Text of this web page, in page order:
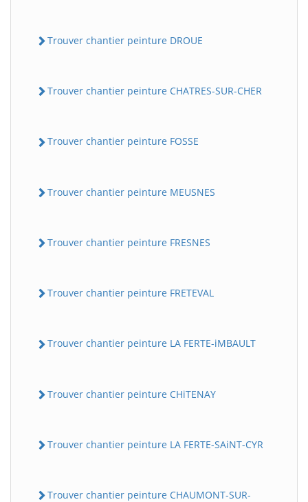
Trouver chantier peinture DROUE
Trouver chantier peinture CHATRES-SUR-CHER
Trouver chantier peinture FOSSE
Trouver chantier peinture MEUSNES
Trouver chantier peinture FRESNES
Trouver chantier peinture FRETEVAL
Trouver chantier peinture LA FERTE-iMBAULT
Trouver chantier peinture CHiTENAY
Trouver chantier peinture LA FERTE-SAiNT-CYR
Trouver chantier peinture CHAUMONT-SUR-